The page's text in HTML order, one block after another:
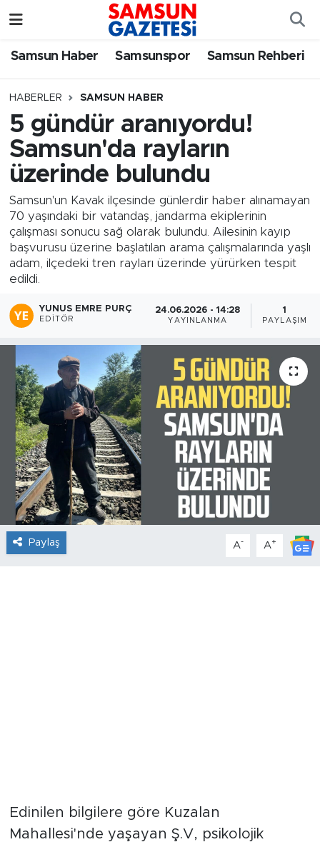
Samsun Haber Samsunspor Samsun Rehberi
HABERLER SAMSUN HABER
5 gündür aranıyordu!
Samsun'da rayların
üzerinde bulundu
Samsun'un Kavak ilçesinde günlerdir haber alınamayan
70 yaşındaki bir vatandaş, jandarma ekiplerinin
çalışması sonucu sağ olarak bulundu. Ailesinin kayıp
başvurusu üzerine başlatılan arama çalışmalarında yaşlı
adam, ilçedeki tren rayları üzerinde yürürken tespit
edildi.
YUNUS EMRE PURÇ
EDITÖR
24.06.2026 - 14:28
YAYINLANMA
1
PAYLAŞIM
Paylaş A- A+
Edinilen bilgilere göre Kuzalan
Mahallesi'nde yaşayan Ş.V, psikolojik
Samsun Haber
Samsun Rehberi
Resmi İlanlar
Samsun Nöbetçi Eczaneler
SAMSUN Namaz Vakitleri
Samsun Trafik Yoğunluk Haritası
Süper Lig Puan Durumu ve Fikstür
Tüm Manşetler
Son Dakika Haberleri
Haber Arşivi